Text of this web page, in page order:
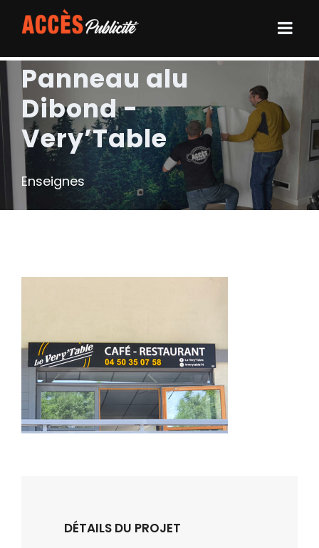
Panneau alu
Dibond -
Very’Table
Enseignes
DÉTAILS DU PROJET